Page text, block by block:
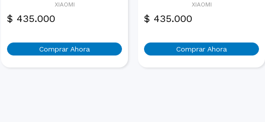
XIAOMI
$ 435.000
Comprar Ahora
XIAOMI
$ 435.000
Comprar Ahora